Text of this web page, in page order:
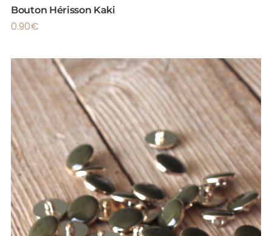
Bouton Hérisson Kaki
0.90€